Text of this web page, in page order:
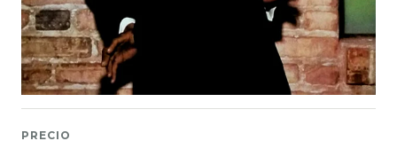
PRECIO